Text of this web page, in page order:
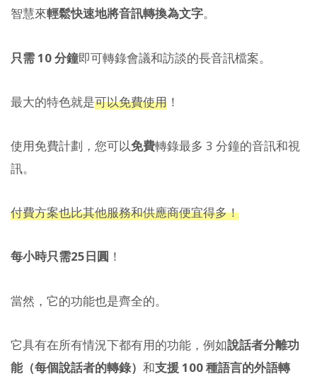
智慧來輕鬆快速地將音訊轉換為文字。
只需 10 分鐘即可轉錄會議和訪談的長音訊檔案。
最大的特色就是可以免費使用 ！
使用免費計劃，您可以免費轉錄最多 3 分鐘的音訊和視
訊。
付費方案也比其他服務和供應商便宜得多！
每小時只需25日圓 ！
當然，它的功能也是齊全的。
它具有在所有情況下都有用的功能，例如說話者分離功
能（每個說話者的轉錄） 和支援 100 種語言的外語轉